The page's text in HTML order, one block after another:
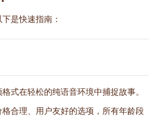
是快速指南：
式在轻松的纯语音环境中捕捉故事。
合理、用户友好的选项，所有年龄段